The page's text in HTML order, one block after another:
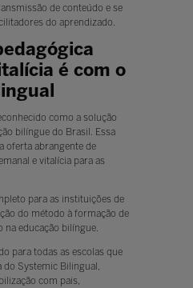
de conteúdo e se
do aprendizado.
é com o
como a solução
bilíngue do Brasil. Essa
oferta abrangente de
e vitalícia para as
para as instituições de
do método à formação de
na educação bilíngue.
para todas as escolas que
Systemic Bilingual,
com pais,